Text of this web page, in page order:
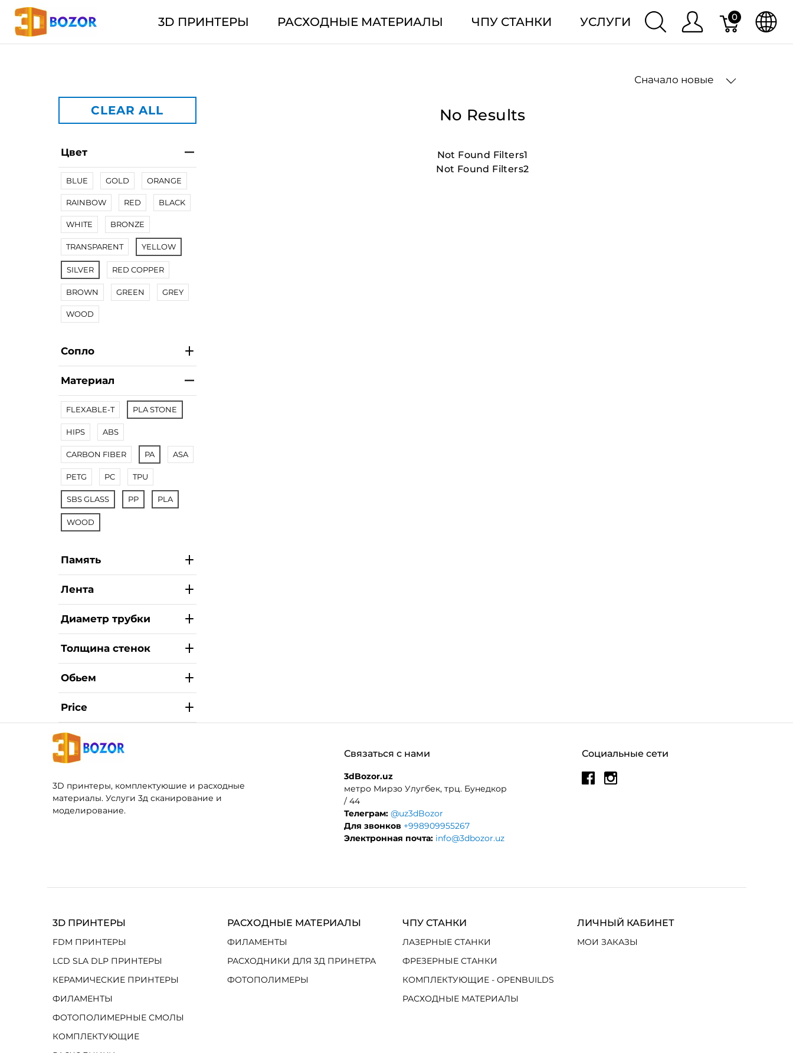
3D ПРИНТЕРЫ РАСХОДНЫЕ МАТЕРИАЛЫ ЧПУ СТАНКИ УСЛУГИ 0
Сначало новые
CLEAR ALL
Цвет
BLUE GOLD ORANGE
RAINBOW RED BLACK
WHITE BRONZE
TRANSPARENT YELLOW
SILVER RED COPPER
BROWN GREEN GREY
WOOD
Сопло
Материал
FLEXABLE-T PLA STONE
HIPS ABS
CARBON FIBER PA ASA
PETG PC TPU
SBS GLASS PP PLA
WOOD
Память
Лента
Диаметр трубки
Толщина стенок
Обьем
Price
No Results
Not Found Filters1
Not Found Filters2
3D принтеры, комплектуюшие и расходные
материалы. Услуги 3д сканирование и
моделирование.
Социальные сети
Связаться с нами
3dBozor.uz
метро Мирзо Улугбек, трц. Бунедкор
/ 44
Телеграм: @uz3dBozor
Для звонков +998909955267
Электронная почта: info@3dbozor.uz
3D ПРИНТЕРЫ
FDM ПРИНТЕРЫ
LCD SLA DLP ПРИНТЕРЫ
КЕРАМИЧЕСКИЕ ПРИНТЕРЫ
ФИЛАМЕНТЫ
ФОТОПОЛИМЕРНЫЕ СМОЛЫ
КОМПЛЕКТУЮЩИЕ
РАСХОДНЫЕ МАТЕРИАЛЫ
ФИЛАМЕНТЫ
РАСХОДНИКИ ДЛЯ 3Д ПРИНЕТРА
ФОТОПОЛИМЕРЫ
ЧПУ СТАНКИ
ЛАЗЕРНЫЕ СТАНКИ
ФРЕЗЕРНЫЕ СТАНКИ
КОМПЛЕКТУЮЩИЕ - OPENBUILDS
РАСХОДНЫЕ МАТЕРИАЛЫ
ЛИЧНЫЙ КАБИНЕТ
МОИ ЗАКАЗЫ